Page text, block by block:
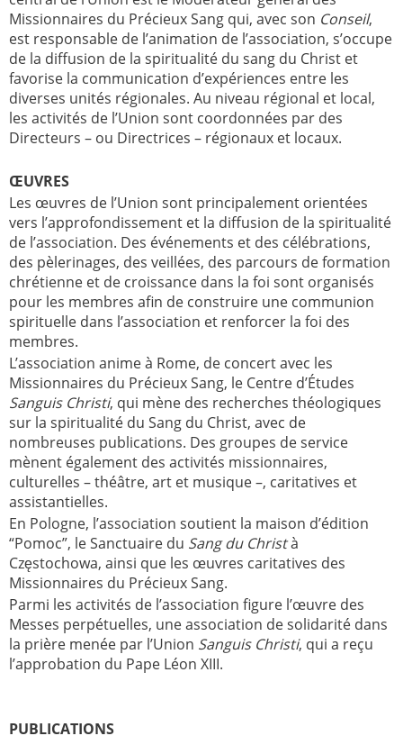
Missionnaires du Précieux Sang qui, avec son Conseil,
est responsable de l’animation de l’association, s’occupe
de la diffusion de la spiritualité du sang du Christ et
favorise la communication d’expériences entre les
diverses unités régionales. Au niveau régional et local,
les activités de l’Union sont coordonnées par des
Directeurs – ou Directrices – régionaux et locaux.
ŒUVRES
Les œuvres de l’Union sont principalement orientées
vers l’approfondissement et la diffusion de la spiritualité
de l’association. Des événements et des célébrations,
des pèlerinages, des veillées, des parcours de formation
chrétienne et de croissance dans la foi sont organisés
pour les membres afin de construire une communion
spirituelle dans l’association et renforcer la foi des
membres.
L’association anime à Rome, de concert avec les
Missionnaires du Précieux Sang, le Centre d’Études
Sanguis Christi, qui mène des recherches théologiques
sur la spiritualité du Sang du Christ, avec de
nombreuses publications. Des groupes de service
mènent également des activités missionnaires,
culturelles – théâtre, art et musique –, caritatives et
assistantielles.
En Pologne, l’association soutient la maison d’édition
“Pomoc”, le Sanctuaire du Sang du Christà
Częstochowa, ainsi que les œuvres caritatives des
Missionnaires du Précieux Sang.
Parmi les activités de l’association figure l’œuvre des
Messes perpétuelles, une association de solidarité dans
la prière menée par l’Union Sanguis Christi, qui a reçu
l’approbation du Pape Léon XIII.
PUBLICATIONS